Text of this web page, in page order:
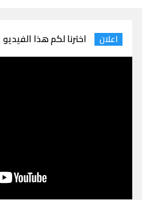
اعلان اخترنا لكم هذا الفيديو